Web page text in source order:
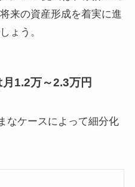
来の資産形成を着実に進
ょう。
1.2万～2.3万円
なケースによって細分化